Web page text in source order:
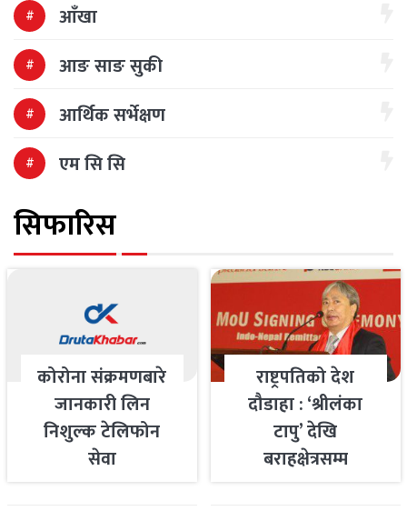
आँखा
आङ साङ सुकी
आर्थिक सर्भेक्षण
एम सि सि
सिफारिस
कोरोना संक्रमणबारे
जानकारी लिन
निशुल्क टेलिफोन
सेवा
राष्ट्रपतिको देश
दौडाहा : ‘श्रीलंका
टापु’ देखि
बराहक्षेत्रसम्म